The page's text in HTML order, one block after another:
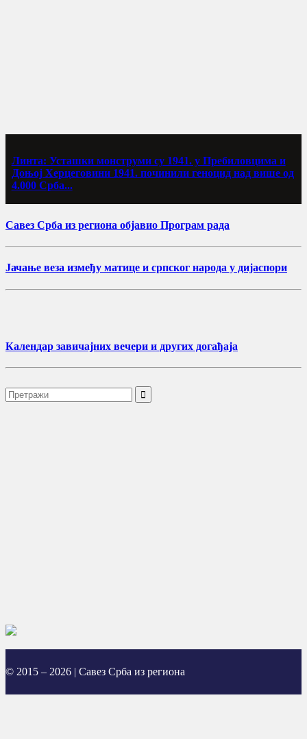
Линта: Усташки монструми су 1941. у Пребиловцима и
Доњој Херцеговини 1941. починили геноцид над више од
4.000 Срба...
Савез Срба из региона објавио Програм рада
Јачање веза између матице и српског народа у дијаспори
Календар завичајних вечери и других догађаја
© 2015 – 2026 | Савез Срба из региона